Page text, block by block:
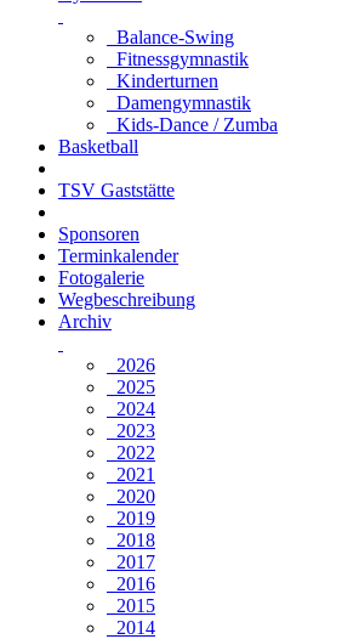
Balance-Swing
Fitnessgymnastik
Kinderturnen
Damengymnastik
Kids-Dance / Zumba
Basketball
TSV Gaststätte
Sponsoren
Terminkalender
Fotogalerie
Wegbeschreibung
Archiv
2026
2025
2024
2023
2022
2021
2020
2019
2018
2017
2016
2015
2014